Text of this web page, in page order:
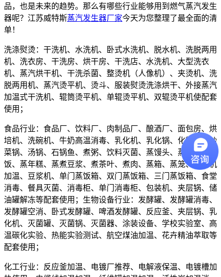
品，也是未来的趋势。那么有哪些行业能够用到燃气蒸汽发生
器呢？江苏威特斯蒸汽发生器厂家今天为您整理了最全面的清
单！
洗涤熨烫：干洗机、水洗机、卧式水洗机、脱水机、洗脱两用
机、洗衣房、干洗房、烘干房、干洗店、水洗机、大型洗衣
机、蒸汽烘干机、干洗杀菌、整烫机（人像机）、夹烫机、洗
脱两用机、蒸汽烫平机、烫斗、服装熨烫洗涤烘干、外接蒸汽
加温式干洗机、辊筒烫平机、单辊烫平机、双辊烫平机使配套
使用；
食品行业：食品厂、饮料厂、肉制品厂、酿酒厂、面包房、烘
培机、洗碗机、牛奶高温消毒、乳化机、乳化锅、化糖锅、炒
菜锅、汤锅、石锅鱼、煮粥、饮料灭菌、蒸馒头、蒸菜、蒸
饭、蒸年糕、蒸煮豆浆、煮茶叶、煮肉、蒸箱、蒸笼、豆腐机
加温、豆浆机、单门蒸饭箱、双门蒸饭箱、三门蒸饭箱、食堂
消毒、餐具灭菌、消毒柜、单门消毒柜、包装机、夹层锅、储
油罐解冻等配套使用；生物设备行业：发酵罐、发酵罐消毒、
发酵罐空消、卧式发酵罐、啤酒发酵罐、反应釜、夹层锅、乳
化机、灭菌罐、灭菌锅、灭菌器、涂装设备、学校实验室、高
温碳化实验、热能实验测试、航空煤油加温、花卉精油萃取等
配套使用；
化工行业：反应釜加温、电镀厂推荐、电解液保温、电镀槽加